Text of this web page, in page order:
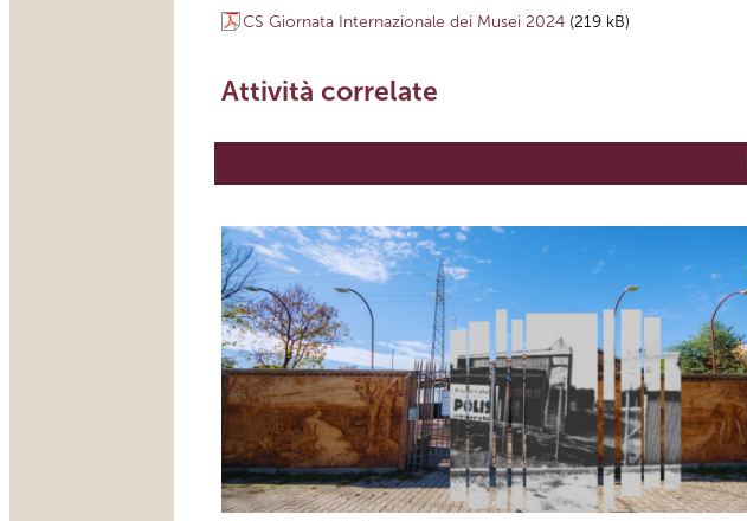
CS Giornata Internazionale dei Musei 2024 (219 kB)
Attività correlate